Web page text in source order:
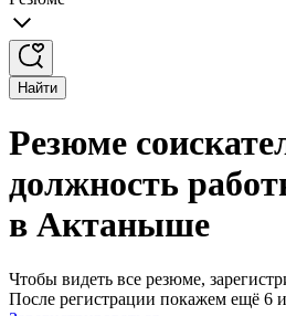
Найти
Резюме
должность
в Актаныше
Чтобы видеть все резюме,
После регистрации покажем ещё 6